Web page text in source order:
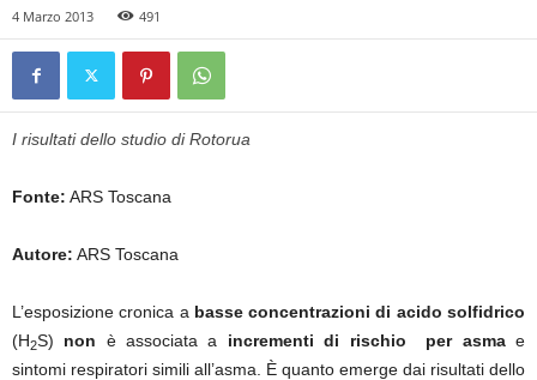
4 Marzo 2013 491
I risultati dello studio di Rotorua
Fonte: ARS Toscana
Autore: ARS Toscana
L’esposizione cronica a basse concentrazioni di acido solfidrico
(H2S) non è associata a incrementi di rischio per asmae
sintomi respiratori simili all’asma. È quanto emerge dai risultati dello